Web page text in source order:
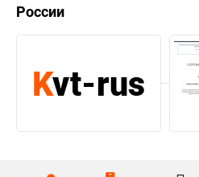
России